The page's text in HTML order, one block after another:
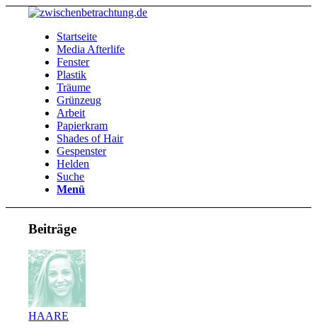
Startseite
Media Afterlife
Fenster
Plastik
Träume
Grünzeug
Arbeit
Papierkram
Shades of Hair
Gespenster
Helden
Suche
Menü
Beiträge
HAARE